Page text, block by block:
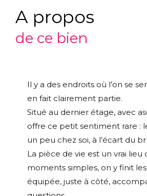
a propos
de ce bien
Il y a des endroits où l’on se
en fait clairement partie.
Situé au dernier étage, avec
offre ce petit sentiment rare :
un peu chez soi, à l’écart du
La pièce de vie est un vrai lieu
moments simples, on y finit
équipée, juste à côté,